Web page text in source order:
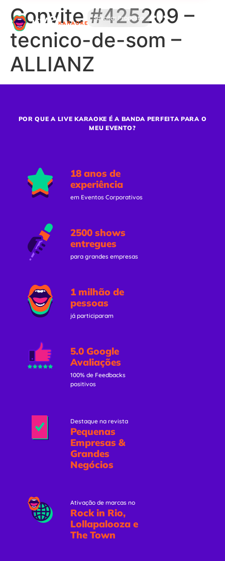
Solicitar Proposta
Convite #425209 –
tecnico-de-som –
ALLIANZ
POR QUE A LIVE KARAOKE É A BANDA PERFEITA PARA O
MEU EVENTO?
18 anos de
experiência
em Eventos Corporativos
2500 shows
entregues
para grandes empresas
1 milhão de
pessoas
já participaram
5.0 Google
Avaliações
100% de Feedbacks
positivos
Destaque na revista
Pequenas
Empresas &
Grandes
Negócios
Ativação de marcas no
Rock in Rio,
Lollapalooza e
The Town